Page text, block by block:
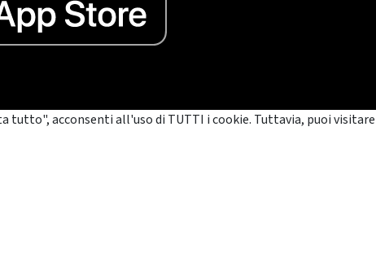
tutto", acconsenti all'uso di TUTTI i cookie. Tuttavia, puoi visitare